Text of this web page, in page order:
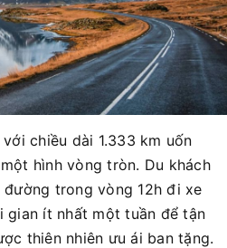
chiều dài 1.333 km uốn
hình vòng tròn. Du khách
trong vòng 12h đi xe
gian ít nhất một tuần để tận
thiên nhiên ưu ái ban tặng.